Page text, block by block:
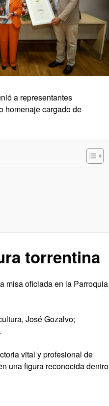
a representantes
homenaje cargado de
torrentina
misa oficiada en la Parroquia
José Gozalvo;
vital y profesional de
una figura reconocida dentro